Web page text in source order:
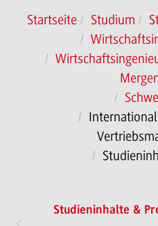
Startseite Studium
Studieninhalte &